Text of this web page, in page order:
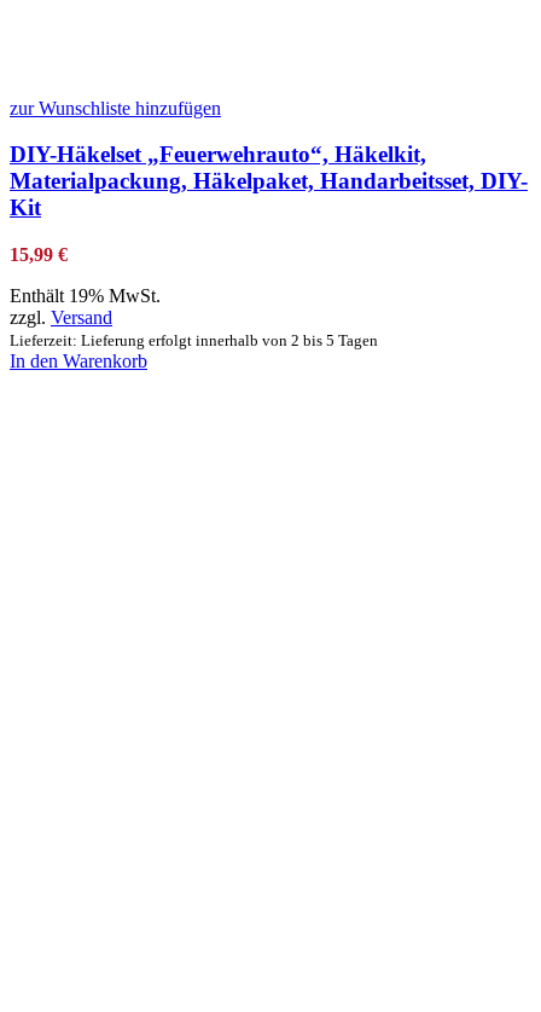
zur Wunschliste hinzufügen
DIY-Häkelset „Feuerwehrauto“, Häkelkit,
Materialpackung, Häkelpaket, Handarbeitsset, DIY-
Kit
15,99 €
Enthält 19% MwSt.
zzgl. Versand
Lieferzeit: Lieferung erfolgt innerhalb von 2 bis 5 Tagen
In den Warenkorb